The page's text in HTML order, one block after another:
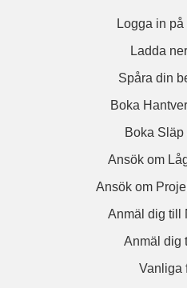
Logga in
Ladda
Spåra din
Boka
Boka Släp
Ansök om
Ansök om
Anmäl dig till
Anmäl dig
Vanliga